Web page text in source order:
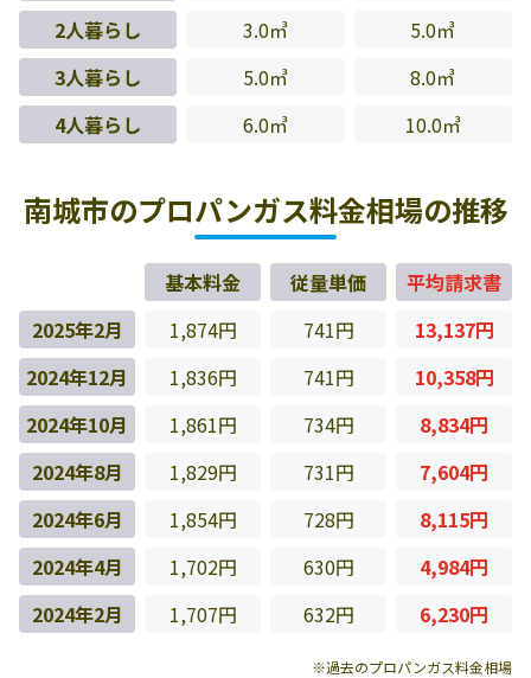
2人暮らし
3.0㎥
5.0㎥
3人暮らし
5.0㎥
8.0㎥
4人暮らし
6.0㎥ 10.0㎥
南城市のプロパンガス料金相場の推移
基本料金 従量単価
平均請求書
2025年2月
1,874円 741円
13,137円
2024年12月
1,836円 741円
10,358円
2024年10月
1,861円 734円
8,834円
2024年8月
1,829円 731円
7,604円
2024年6月
1,854円 728円
8,115円
2024年4月
1,702円 630円
4,984円
2024年2月
1,707円 632円 6,230円
※過去のプロパンガス料金相場